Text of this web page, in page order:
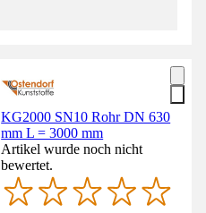
KG2000 SN10 Rohr DN 630
mm L = 3000 mm
Artikel wurde noch nicht
bewertet.